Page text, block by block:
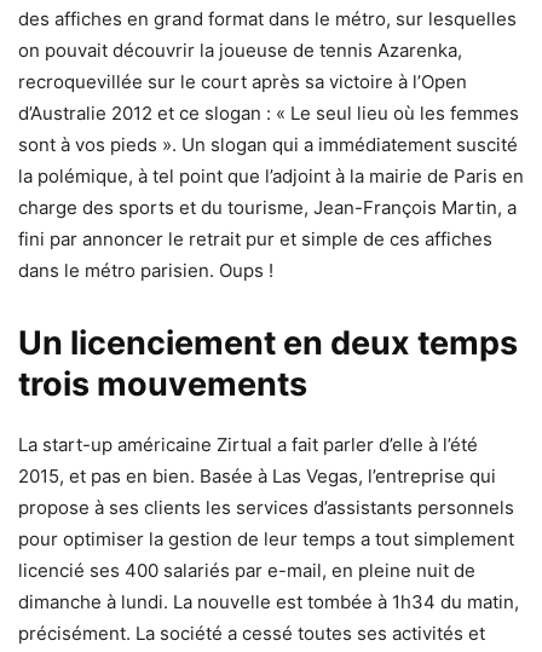
des affiches en grand format dans le métro, sur lesquelles
on pouvait découvrir la joueuse de tennis Azarenka,
recroquevillée sur le court après sa victoire à l’Open
d’Australie 2012 et ce slogan : « Le seul lieu où les femmes
sont à vos pieds ». Un slogan qui a immédiatement suscité
la polémique, à tel point que l’adjoint à la mairie de Paris en
charge des sports et du tourisme, Jean-François Martin, a
fini par annoncer le retrait pur et simple de ces affiches
dans le métro parisien. Oups !
Un licenciement en deux temps
trois mouvements
La start-up américaine Zirtual a fait parler d’elle à l’été
2015, et pas en bien. Basée à Las Vegas, l’entreprise qui
propose à ses clients les services d’assistants personnels
pour optimiser la gestion de leur temps a tout simplement
licencié ses 400 salariés par e-mail, en pleine nuit de
dimanche à lundi. La nouvelle est tombée à 1h34 du matin,
précisément. La société a cessé toutes ses activités et